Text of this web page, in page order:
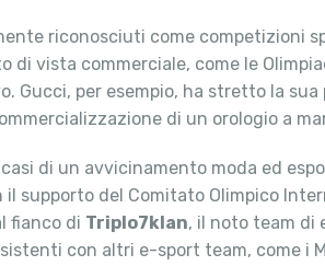
riconosciuti come competizioni
vista commerciale, come le
Gucci, per esempio, ha stretto la
di un orologio a
di un avvicinamento moda ed
supporto del Comitato Olimpico
fianco di Triplo7klan, il noto team di
con altri e-sport team, come i